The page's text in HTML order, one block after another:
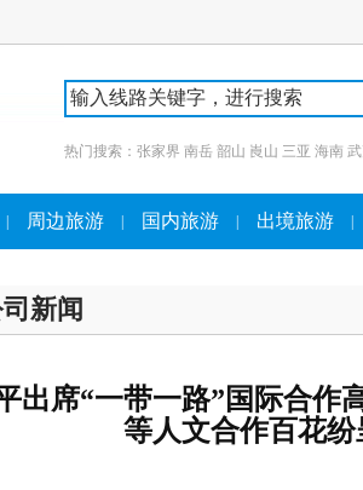
热门搜索： 张家界 南岳 韶山 崀山 三亚 海南
周边旅游 国内旅游 出境旅游
新闻
出席“一带一路”国际合作
等人文合作百花